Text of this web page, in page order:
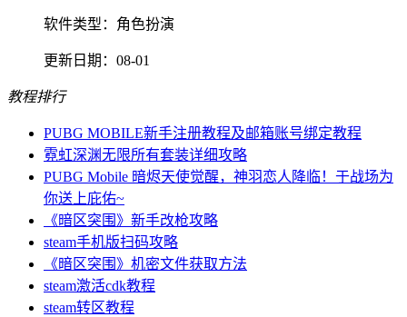
软件类型： 角色扮演
更新日期： 08-01
教程排行
PUBG MOBILE新手注册教程及邮箱账号绑定教程
霓虹深渊无限所有套装详细攻略
PUBG Mobile 暗烬天使觉醒，神羽恋人降临！于战场为
你送上庇佑~
《暗区突围》新手改枪攻略
steam手机版扫码攻略
《暗区突围》机密文件获取方法
steam激活cdk教程
steam转区教程